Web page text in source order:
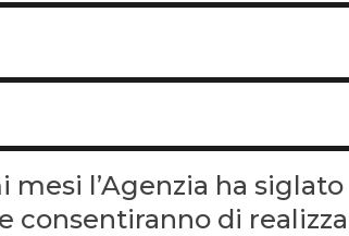
mesi l’Agenzia ha
consentiranno di